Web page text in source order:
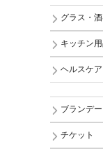
グラス・
キッチン
ヘルスケア
ブランデー
チケット